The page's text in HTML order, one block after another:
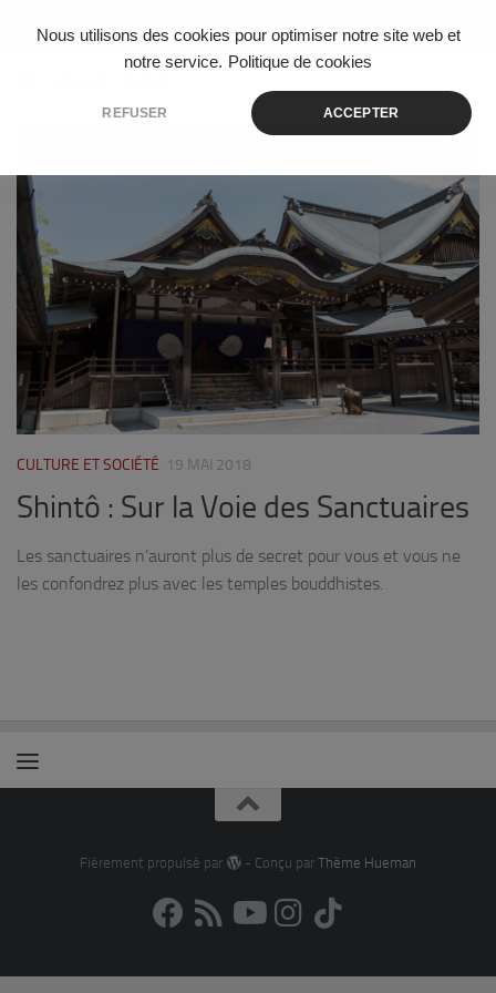
Nous utilisons des cookies pour optimiser notre site web et
notre service. Politique de cookies
REFUSER ACCEPTER
Skip to content
CULTURE ET SOCIÉTÉ 19 MAI 2018
Shintô : Sur la Voie des Sanctuaires
Les sanctuaires n’auront plus de secret pour vous et vous ne
les confondrez plus avec les temples bouddhistes.
Fièrement propulsé par - Conçu par Thème Hueman